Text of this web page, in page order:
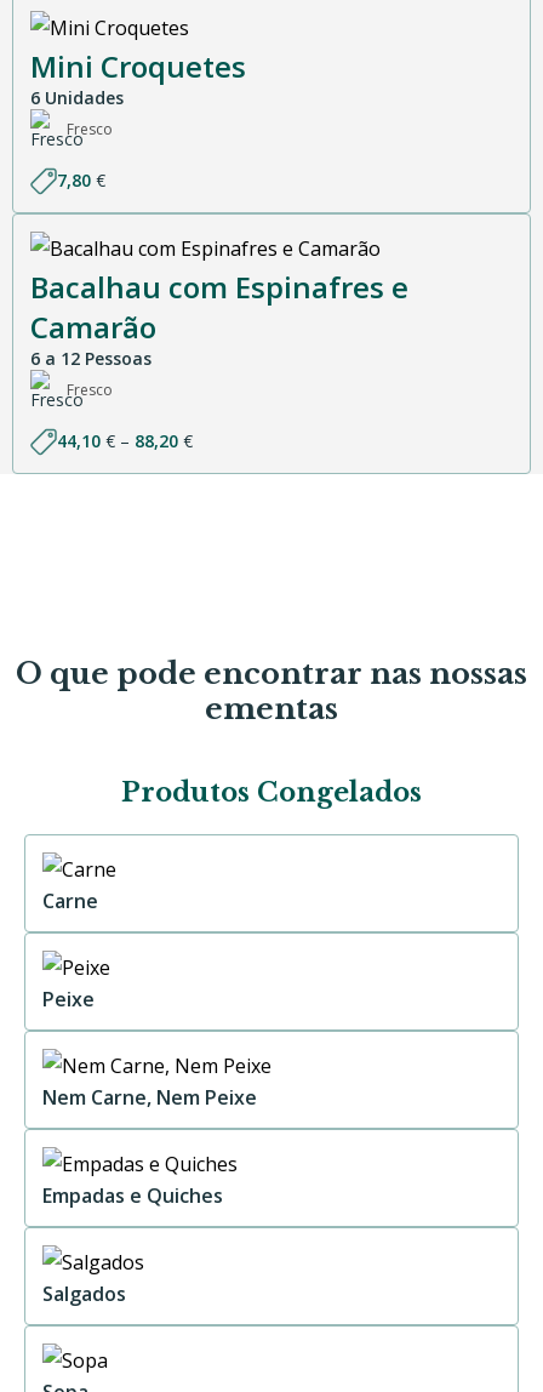
Mini Croquetes
6 Unidades
Fresco
7,80 €
Bacalhau com Espinafres e
Camarão
6 a 12 Pessoas
Fresco
44,10 € – 88,20 €Price
O que pode encontrar nas nossas
ementas
Produtos Congelados
Carne
Peixe
Nem Carne, Nem Peixe
Empadas e Quiches
Salgados